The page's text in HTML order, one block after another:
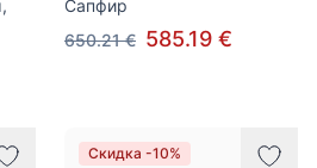
Сапфир
650.21 € 585.19 €
Скидка -10%